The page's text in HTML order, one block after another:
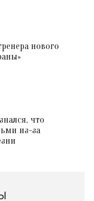
нового
что
из-за